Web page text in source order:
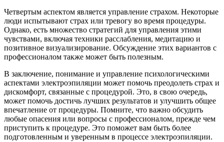
Четвертым аспектом является управление страхом. Некоторые
люди испытывают страх или тревогу во время процедуры.
Однако, есть множество стратегий для управления этими
чувствами, включая техники расслабления, медитацию и
позитивное визуализирование. Обсуждение этих вариантов с
профессионалом также может быть полезным.
В заключение, понимание и управление психологическими
аспектами электроэпиляции может помочь преодолеть страх и
дискомфорт, связанные с процедурой. Это, в свою очередь,
может помочь достичь лучших результатов и улучшить общее
впечатление от процедуры. Помните, что важно обсудить
любые опасения или вопросы с профессионалом, прежде чем
приступить к процедуре. Это поможет вам быть более
подготовленным и уверенным в процессе электроэпиляции.